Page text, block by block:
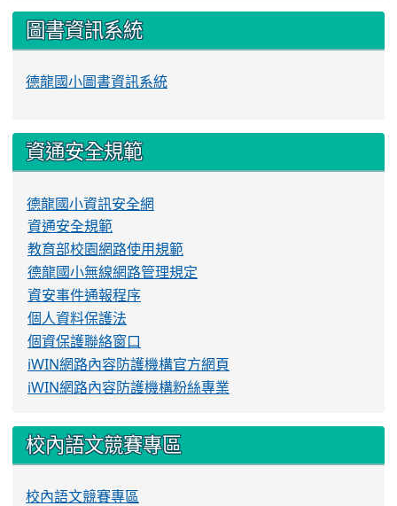
圖書資訊系統
德龍國小圖書資訊系統
資通安全規範
德龍國小資訊安全網
資通安全規範
教育部校園網路使用規範
德龍國小無線網路管理規定
資安事件通報程序
個人資料保護法
個資保護聯絡窗口
iWIN網路內容防護機構官方網頁
iWIN網路內容防護機構粉絲專業
校內語文競賽專區
校內語文競賽專區